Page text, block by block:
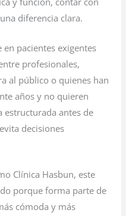
diferencia clara.
pacientes exigentes
profesionales,
al público o quienes han
años y no quieren
estructurada antes de
decisiones
Clínica Hasbun, este
porque forma parte de
cómoda y más